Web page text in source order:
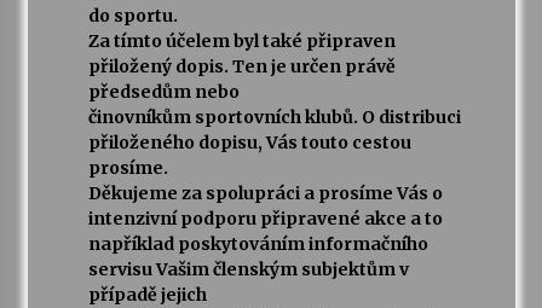
do sportu.
Za tímto účelem byl také připraven
přiložený dopis. Ten je určen právě
předsedům nebo
činovníkům sportovních klubů. O distribuci
přiloženého dopisu, Vás touto cestou
prosíme.
Děkujeme za spolupráci a prosíme Vás o
intenzivní podporu připravené akce a to
například poskytováním informačního
servisu Vašim členským subjektům v
případě jejich